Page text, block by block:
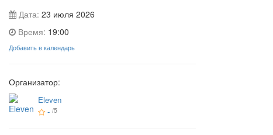
Дата: 23 июля 2026
Время: 19:00
Добавить в календарь
Организатор:
Eleven
- /5